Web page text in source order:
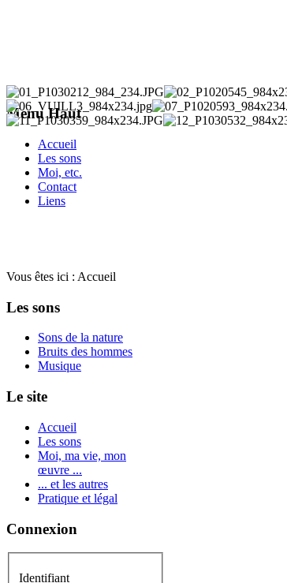
Menu Haut
Accueil
Les sons
Moi, etc.
Contact
Liens
Vous êtes ici : Accueil
Les sons
Sons de la nature
Bruits des hommes
Musique
Le site
Accueil
Les sons
Moi, ma vie, mon
œuvre ...
... et les autres
Pratique et légal
Connexion
Identifiant